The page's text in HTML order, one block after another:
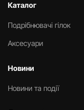
Каталог
Подрібнювачі гілок
Аксесуари
Новини
Новини та події